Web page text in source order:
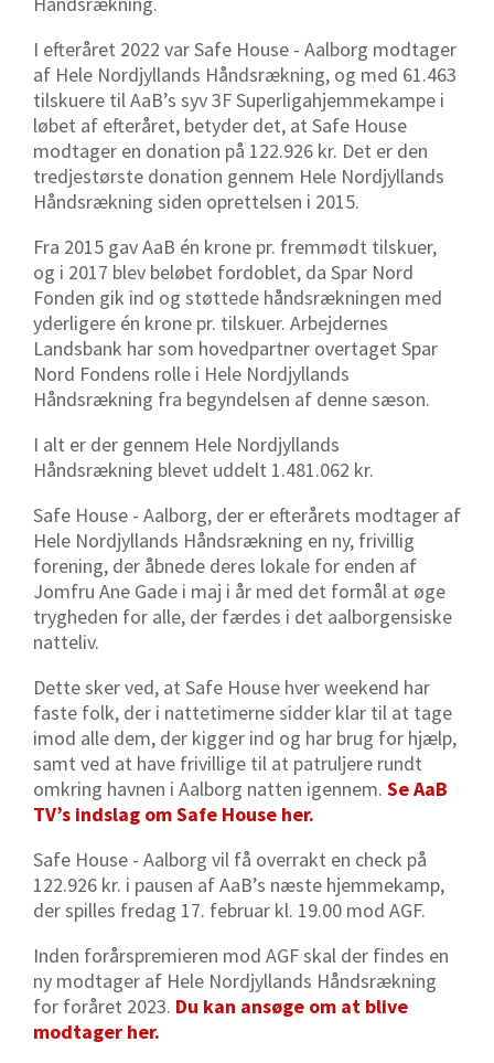
I efteråret 2022 var Safe House - Aalborg modtager
af Hele Nordjyllands Håndsrækning, og med 61.463
tilskuere til AaB’s syv 3F Superligahjemmekampe i
løbet af efteråret, betyder det, at Safe House
modtager en donation på 122.926 kr. Det er den
tredjestørste donation gennem Hele Nordjyllands
Håndsrækning siden oprettelsen i 2015.
Fra 2015 gav AaB én krone pr. fremmødt tilskuer,
og i 2017 blev beløbet fordoblet, da Spar Nord
Fonden gik ind og støttede håndsrækningen med
yderligere én krone pr. tilskuer. Arbejdernes
Landsbank har som hovedpartner overtaget Spar
Nord Fondens rolle i Hele Nordjyllands
Håndsrækning fra begyndelsen af denne sæson.
I alt er der gennem Hele Nordjyllands
Håndsrækning blevet uddelt 1.481.062 kr.
Safe House - Aalborg, der er efterårets modtager af
Hele Nordjyllands Håndsrækning en ny, frivillig
forening, der åbnede deres lokale for enden af
Jomfru Ane Gade i maj i år med det formål at øge
trygheden for alle, der færdes i det aalborgensiske
natteliv.
Dette sker ved, at Safe House hver weekend har
faste folk, der i nattetimerne sidder klar til at tage
imod alle dem, der kigger ind og har brug for hjælp,
samt ved at have frivillige til at patruljere rundt
omkring havnen i Aalborg natten igennem. Se AaB
TV’s indslag om Safe House her.
Safe House - Aalborg vil få overrakt en check på
122.926 kr. i pausen af AaB’s næste hjemmekamp,
der spilles fredag 17. februar kl. 19.00 mod AGF.
Inden forårspremieren mod AGF skal der findes en
ny modtager af Hele Nordjyllands Håndsrækning
for foråret 2023. Du kan ansøge om at blive
modtager her.